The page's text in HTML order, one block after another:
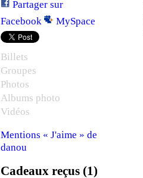
Partager sur
Facebook
MySpace
Billets
Groupes
Photos
Albums photo
Vidéos
Mentions « J'aime » de
danou
Cadeaux reçus (1)